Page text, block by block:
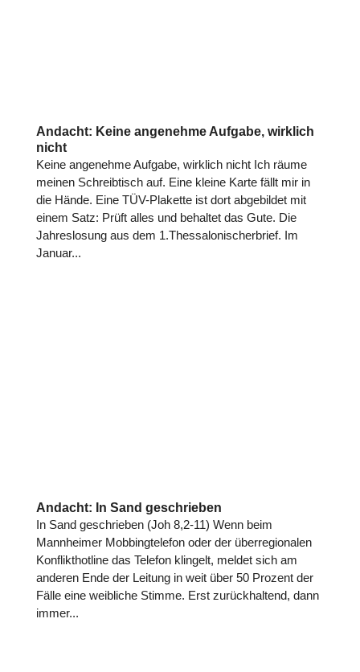
Andacht: Keine angenehme Aufgabe, wirklich
nicht
Keine angenehme Aufgabe, wirklich nicht Ich räume
meinen Schreibtisch auf. Eine kleine Karte fällt mir in
die Hände. Eine TÜV-Plakette ist dort abgebildet mit
einem Satz: Prüft alles und behaltet das Gute. Die
Jahreslosung aus dem 1.Thessalonischerbrief. Im
Januar...
Andacht: In Sand geschrieben
In Sand geschrieben (Joh 8,2-11) Wenn beim
Mannheimer Mobbingtelefon oder der überregionalen
Konflikthotline das Telefon klingelt, meldet sich am
anderen Ende der Leitung in weit über 50 Prozent der
Fälle eine weibliche Stimme. Erst zurückhaltend, dann
immer...